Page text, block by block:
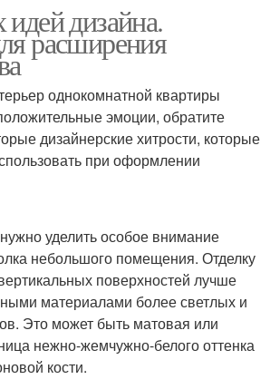
дизайна.
расширения
однокомнатной квартиры
эмоции, обратите
дизайнерские хитрости, которые
при оформлении
уделить особое внимание
небольшого помещения. Отделку
поверхностей лучше
материалами более светлых и
Это может быть матовая или
нежно-жемчужно-белого оттенка
кости.